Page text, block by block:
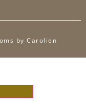
by Carolien